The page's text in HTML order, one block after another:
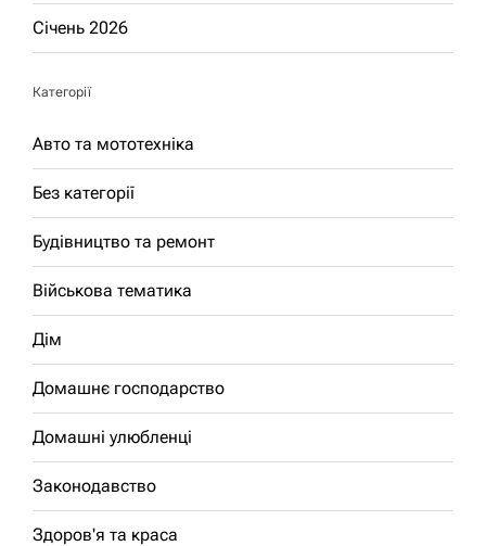
Січень 2026
Категорії
Авто та мототехніка
Без категорії
Будівництво та ремонт
Військова тематика
Дім
Домашнє господарство
Домашні улюбленці
Законодавство
Здоров'я та краса